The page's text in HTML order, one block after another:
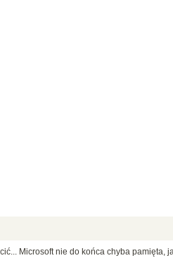
Microsoft nie do końca chyba pamięta,